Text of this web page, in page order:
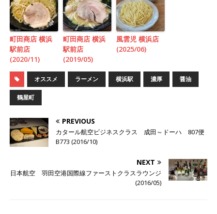
町田商店 横浜
駅前店
(2020/11)
町田商店 横浜
駅前店
(2019/05)
風雲児 横浜店
(2025/06)
オススメ ラーメン 横浜駅 濃厚 醤油
鶴屋町
PREVIOUS
カタール航空ビジネスクラス 成田～ドーハ 807便
B773 (2016/10)
NEXT
日本航空 羽田空港国際線ファーストクラスラウンジ
(2016/05)